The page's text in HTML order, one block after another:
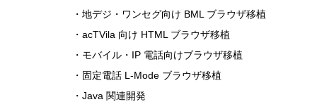
・地デジ・ワンセグ向け BML ブラウザ移植
・acTVila 向け HTML ブラウザ移植
・モバイル・IP 電話向けブラウザ移植
・固定電話 L-Mode ブラウザ移植
・Java 関連開発